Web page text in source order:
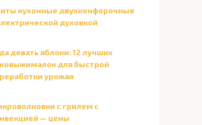
кухонные двухконфорочные
духовкой
девать яблоки: 12 лучших
для быстрой
урожая
с грилем с
— цены